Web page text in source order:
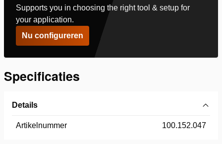
Supports you in choosing the right tool & setup for
your application.
Nu configureren
Specificaties
Details
Artikelnummer 100.152.047